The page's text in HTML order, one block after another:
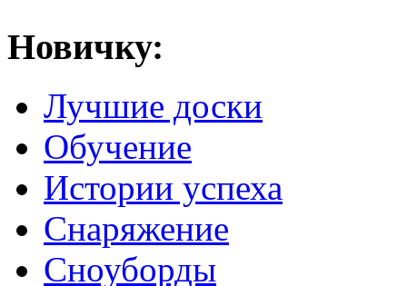
Новичку:
Лучшие доски
Обучение
Истории успеха
Снаряжение
Сноуборды